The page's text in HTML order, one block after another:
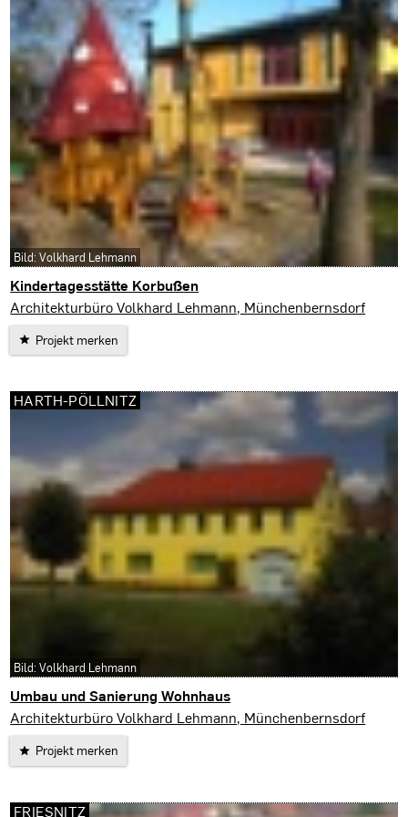
Kindertagesstätte Korbußen
Korbußen
Architekturbüro Volkhard Lehmann, Münchenbernsdorf
Projekt merken
Bild: Volkhard Lehmann
Umbau und Sanierung Wohnhaus
Harth-Pöllnitz
Architekturbüro Volkhard Lehmann, Münchenbernsdorf
Projekt merken
HARTH-PÖLLNITZ
Bild: Volkhard Lehmann
FRIESNITZ